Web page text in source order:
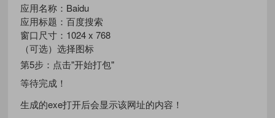
应用名称：Baidu
应用标题：百度搜索
窗口尺寸：1024 x 768
（可选）选择图标
第5步：点击"开始打包"
等待完成！
生成的exe打开后会显示该网址的内容！